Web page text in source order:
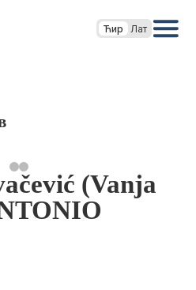
Ћир Лат
(Vanja